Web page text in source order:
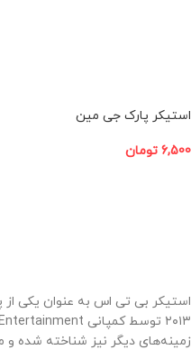
استیکر پارک جی مین
6,500 تومان
زمینه‌های دیگر نیز شناخته شده و